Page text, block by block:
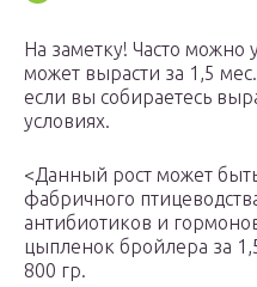
На заметку! Часто можно
может вырасти за 1,5
если вы собираетесь
условиях.
<Данный рост может
фабричного
антибиотиков и
цыпленок бройлера за
800 гр.